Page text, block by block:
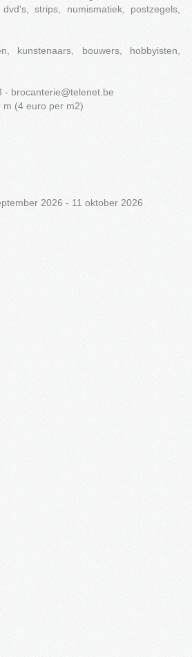
strips, numismatiek, postzegels,
kunstenaars, bouwers, hobbyisten,
- brocanterie@telenet.be
m (4 euro per m2)
2026 - 11 oktober 2026